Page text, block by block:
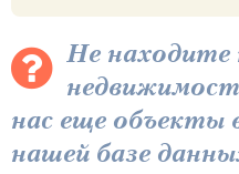
Не
нас еще объекты
нашей базе